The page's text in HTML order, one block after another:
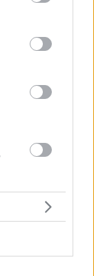
tags to
below Google